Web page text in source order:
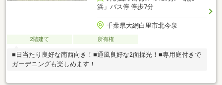
浜」バス停 停歩7分
千葉県大網白里市北今泉
2階建て 所有権
■日当たり良好な南西向き！■通風良好な2面採光！■専用庭付きで
ガーデニングも楽しめます！